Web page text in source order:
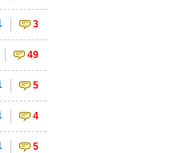
3
49
5
4
5